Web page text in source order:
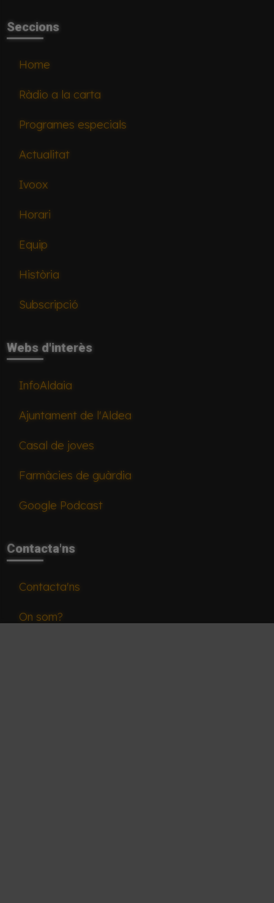
Seccions
Home
Ràdio a la carta
Programes especials
Actualitat
Ivoox
Horari
Equip
Història
Subscripció
Webs d'interès
InfoAldaia
Ajuntament de l'Aldea
Casal de joves
Farmàcies de guàrdia
Google Podcast
Contacta'ns
Contacta'ns
On som?